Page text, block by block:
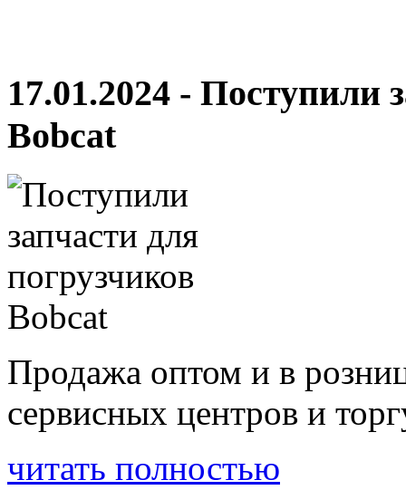
17.01.2024 - Поступили
Bobcat
Продажа оптом и в
сервисных центров и
читать полностью